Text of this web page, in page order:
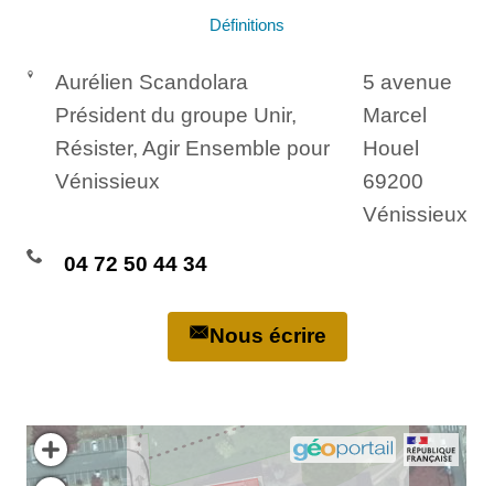
Définitions
Aurélien Scandolara
Président du groupe Unir,
Résister, Agir Ensemble pour
Vénissieux
5 avenue
Marcel
Houel
69200
Vénissieux
04 72 50 44 34
Nous écrire